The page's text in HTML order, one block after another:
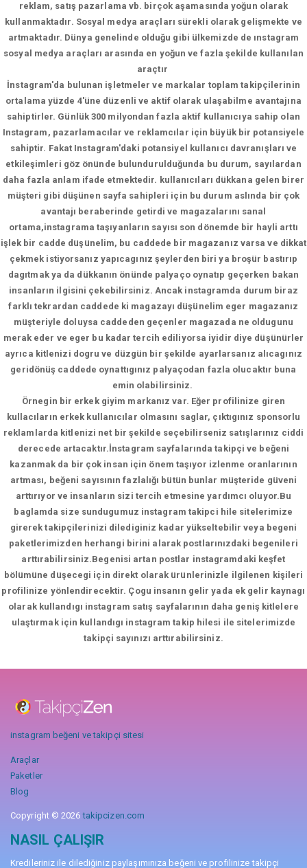
reklam, satış pazarlama vb. birçok aşamasında yoğun olarak
kullanmaktadır. Sosyal medya araçları sürekli olarak gelişmekte ve
artmaktadır. Dünya genelinde olduğu gibi ülkemizde de ınstagram
sosyal medya araçları arasında en yoğun ve fazla şekilde kullanılan
araçtır
İnstagram'da bulunan işletmeler ve markalar toplam takipçilerinin
ortalama yüzde 4'üne düzenli ve aktif olarak ulaşabilme avantajına
sahiptirler. Günlük 300 milyondan fazla aktif kullanıcıya sahip olan
Instagram, pazarlamacılar ve reklamcılar için büyük bir potansiyele
sahiptir. Fakat Instagram'daki potansiyel kullanıcı davranışları ve
etkileşimleri göz önünde bulundurulduğunda bu durum, sayılardan
daha fazla anlam ifade etmektedir. kullanıcıları dükkana gelen birer
müşteri gibi düşünen sayfa sahipleri için bu durum aslında bir çok
avantajı beraberinde getirdi ve magazalarını sanal
ortama,instagrama taşıyanların sayısı son dönemde bir hayli arttı
işlek bir cadde düşünelim, bu caddede bir magazanız varsa ve dikkat
çekmek istiyorsanız yapıcagınız şeylerden biri ya broşür bastırıp
dagıtmak ya da dükkanın önünde palyaço oynatıp geçerken bakan
insanların ilgisini çekebilirsiniz. Ancak instagramda durum biraz
farklı tekrardan caddede ki magazayı düşünelim eger magazanız
müşteriyle doluysa caddeden geçenler magazada ne oldugunu
merak eder ve eger bu kadar tercih ediliyorsa iyidir diye düşünürler
ayrıca kitlenizi dogru ve düzgün bir şekilde ayarlarsanız alıcagınız
geridönüş caddede oynattıgınız palyaçodan fazla olucaktır buna
emin olabilirsiniz.
Örnegin bir erkek giyim markanız var. Eğer profilinize giren
kullacıların erkek kullanıcılar olmasını saglar, çıktıgınız sponsorlu
reklamlarda kitlenizi net bir şekilde seçebilirseniz satışlarınız ciddi
derecede artacaktır.İnstagram sayfalarında takipçi ve beğeni
kazanmak da bir çok insan için önem taşıyor izlenme oranlarının
artması, beğeni sayısının fazlalığı bütün bunlar müşteride güveni
arttırıyor ve insanların sizi tercih etmesine yardımcı oluyor.Bu
baglamda size sundugumuz instagram takipci hile sitelerimize
girerek takipçilerinizi dilediginiz kadar yükseltebilir veya begeni
paketlerimizden herhangi birini alarak postlarınızdaki begenileri
arttırabilirsiniz.Begenisi artan postlar instagramdaki keşfet
bölümüne düşecegi için direkt olarak ürünlerinizle ilgilenen kişileri
profilinize yönlendirecektir. Çogu insanın gelir yada ek gelir kaynagı
olarak kullandıgı instagram satış sayfalarının daha geniş kitlelere
ulaştırmak için kullandıgı instagram takip hilesi ile sitelerimizde
takipçi sayınızı arttırabilirsiniz.
instagram beğeni ve takipçi sitesi
Araçlar
Paketler
Blog
Copyright © 2026takipcizen.com
NASIL ÇALIŞIR
Kredileriniz ile dilediğiniz paylaşımınıza beğeni ve profilinize takipçi